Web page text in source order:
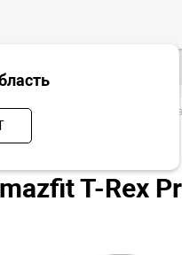
Умные
T-Rex